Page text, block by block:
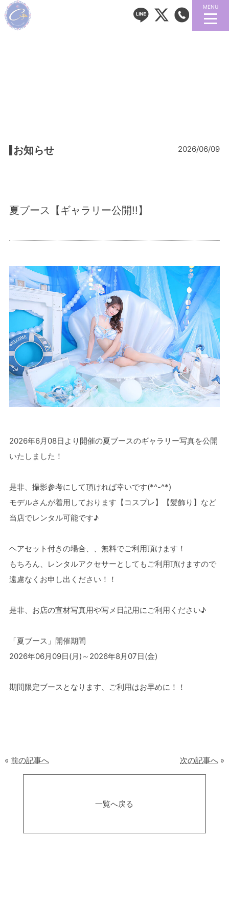
MENU
お知らせ 2026/06/09
夏ブース【ギャラリー公開!!】
2026年6月08日より開催の夏ブースのギャラリー写真を公開
いたしました！
是非、撮影参考にして頂ければ幸いです(*^-^*)
モデルさんが着用しております【コスプレ】【髪飾り】など
当店でレンタル可能です♪
ヘアセット付きの場合、、無料でご利用頂けます！
もちろん、レンタルアクセサーとしてもご利用頂けますので
遠慮なくお申し出ください！！
是非、お店の宣材写真用や写メ日記用にご利用ください♪
「夏ブース」開催期間
2026年06月09日(月)～2026年8月07日(金)
期間限定ブースとなります、ご利用はお早めに！！
« 前の記事へ 次の記事へ »
一覧へ戻る